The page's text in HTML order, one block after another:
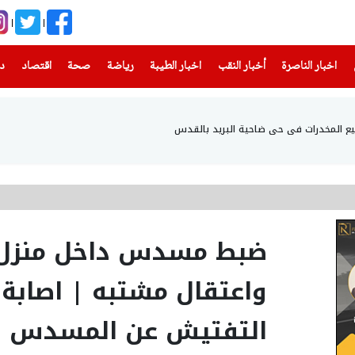
اخبار الناصرة
(current) أخبار النقب اخبار الطيبة(current) رياضة
(current) صحة(current) اقتصاد
ضبط مسدس داخل منزل
واعتقال مشتبه |
التفتيش عن المسدس